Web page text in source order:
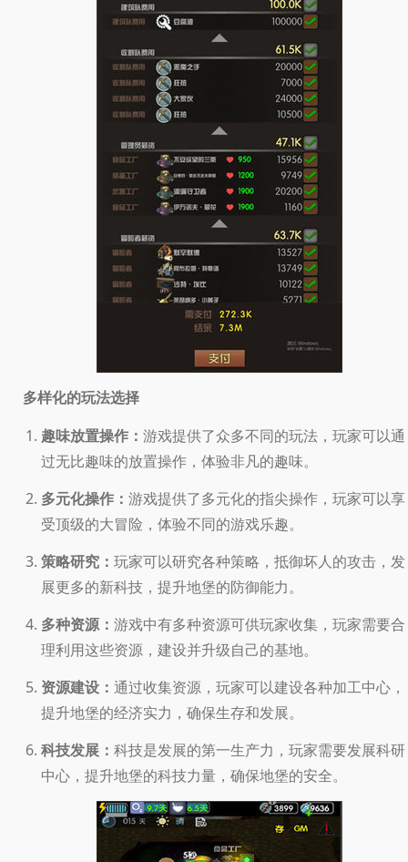
多样化的玩法选择
趣味放置操作： 游戏提供了众多不同的玩法，玩家可以通
过无比趣味的放置操作，体验非凡的趣味。
多元化操作： 游戏提供了多元化的指尖操作，玩家可以享
受顶级的大冒险，体验不同的游戏乐趣。
策略研究： 玩家可以研究各种策略，抵御坏人的攻击，发
展更多的新科技，提升地堡的防御能力。
多种资源： 游戏中有多种资源可供玩家收集，玩家需要合
理利用这些资源，建设并升级自己的基地。
资源建设： 通过收集资源，玩家可以建设各种加工中心，
提升地堡的经济实力，确保生存和发展。
科技发展： 科技是发展的第一生产力，玩家需要发展科研
中心，提升地堡的科技力量，确保地堡的安全。